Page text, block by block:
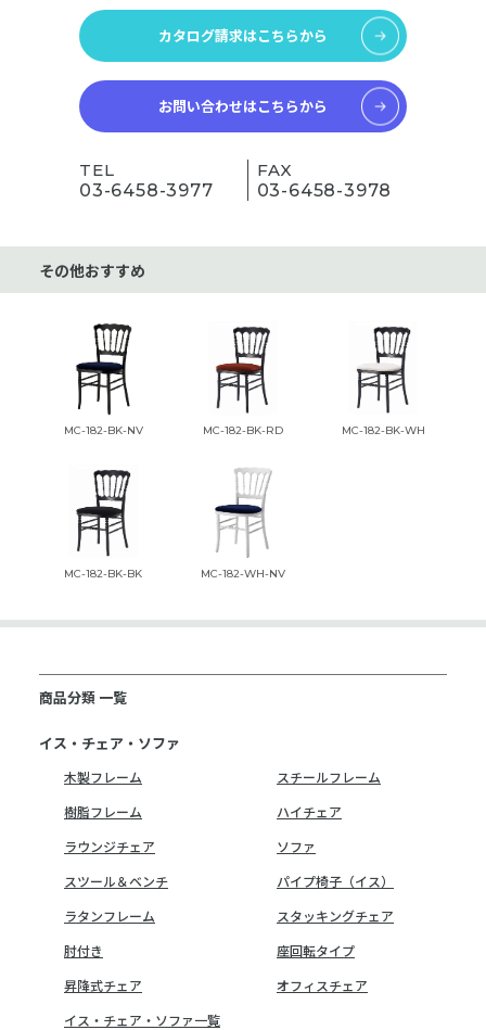
カタログ請求はこちらから
お問い合わせはこちらから
TEL
03-6458-3977
FAX
03-6458-3978
その他おすすめ
MC-182-BK-NV MC-182-BK-RD MC-182-BK-WH
MC-182-BK-BK MC-182-WH-NV
商品分類 一覧
イス・チェア・ソファ
木製フレーム
スチールフレーム
樹脂フレーム
ハイチェア
ラウンジチェア
ソファ
スツール＆ベンチ
パイプ椅子（イス）
ラタンフレーム
スタッキングチェア
肘付き
座回転タイプ
昇降式チェア
オフィスチェア
イス・チェア・ソファ一覧